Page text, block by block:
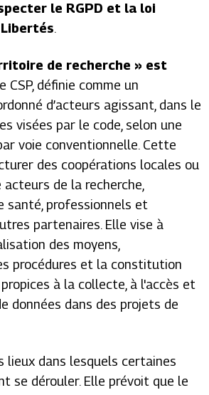
le RGPD et la loi
.
de recherche » est
CSP, définie comme un
d’acteurs agissant, dans le
visées par le code, selon une
voie conventionnelle. Cette
des coopérations locales ou
de la recherche,
santé, professionnels et
partenaires. Elle vise à
des moyens,
procédures et la constitution
propices à la collecte, à l'accès et
données dans des projets de
lieux dans lesquels certaines
se dérouler. Elle prévoit que le